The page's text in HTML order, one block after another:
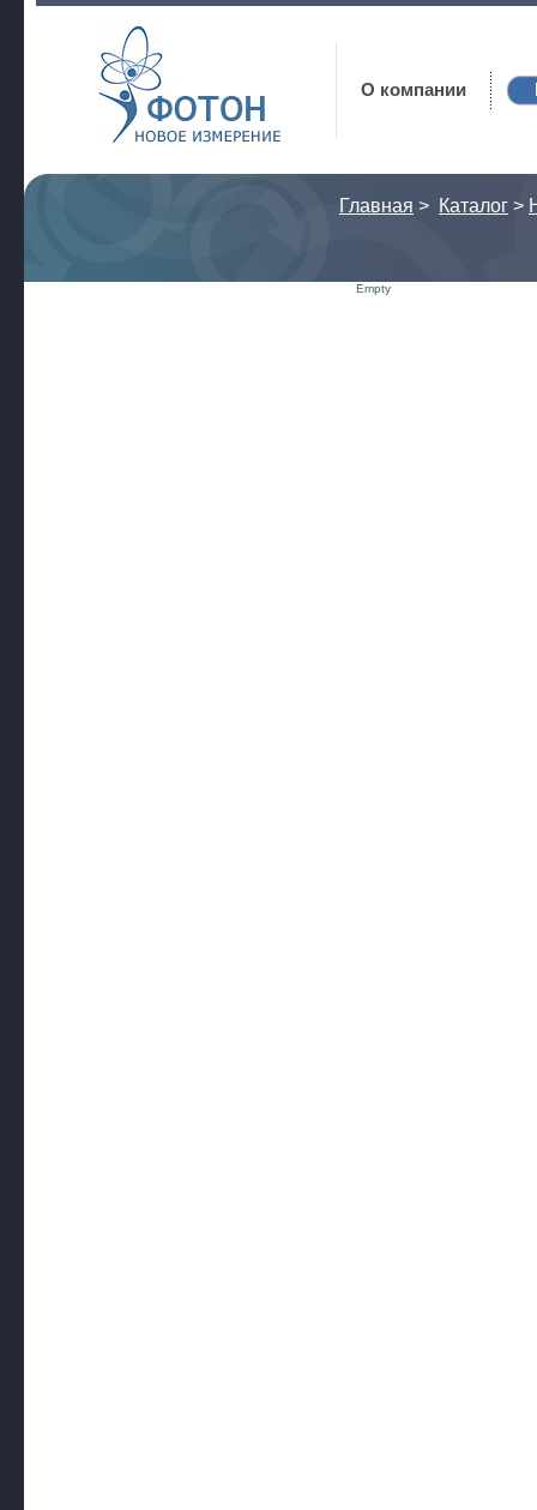
Фотон
О компании
Главная > Каталог >
Empty